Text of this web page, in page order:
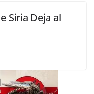
Siria Deja al